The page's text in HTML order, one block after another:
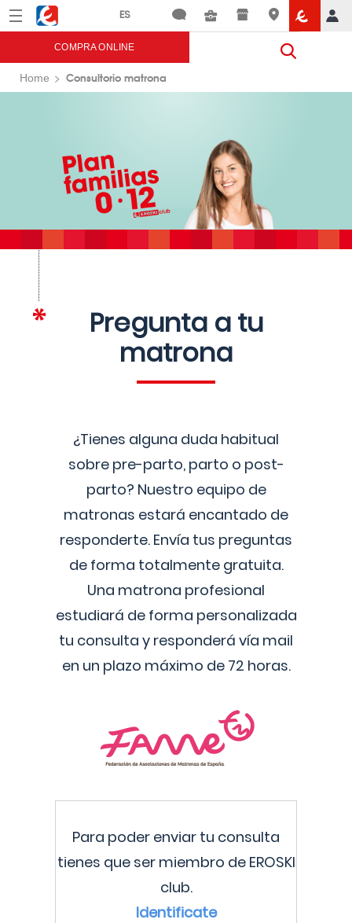
Menú Eroski
COMPRA ONLINE
Home Consultorio matrona
Pregunta a tu
matrona
¿Tienes alguna duda habitual
sobre pre-parto, parto o post-
parto? Nuestro equipo de
matronas estará encantado de
responderte. Envía tus preguntas
de forma totalmente gratuita.
Una matrona profesional
estudiará de forma personalizada
tu consulta y responderá vía mail
en un plazo máximo de 72 horas.
Para poder enviar tu consulta
tienes que ser miembro de EROSKI
club.
Identificate